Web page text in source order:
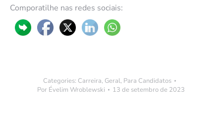
Comporatilhe nas redes sociais:
Categories: Carreira, Geral, Para Candidatos
Por Évelim Wroblewski 13 de setembro de 2023